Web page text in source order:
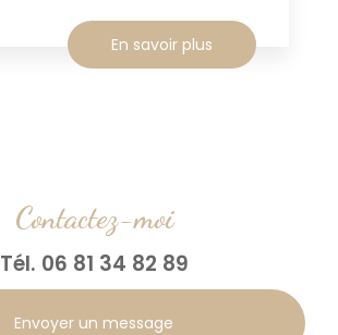
En savoir plus
Contactez-moi
Tél. 06 81 34 82 89
Envoyer un message